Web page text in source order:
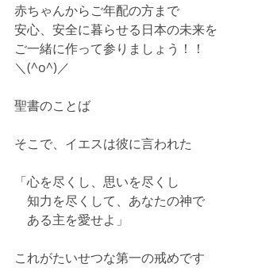
赤ちゃんからご年配の方まで
安心、安全に暮らせる日本の未来を
ご一緒に作って参りましょう！！
＼(^o^)／
聖書のことば
そこで、イエスは彼に言われた
「心を尽くし、思いを尽くし
知力を尽くして、あなたの神で
ある主を愛せよ」
これがたいせつな第一の戒めです